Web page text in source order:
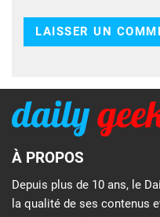
À PROPOS
Depuis plus de 10 ans, le
la qualité de ses contenus